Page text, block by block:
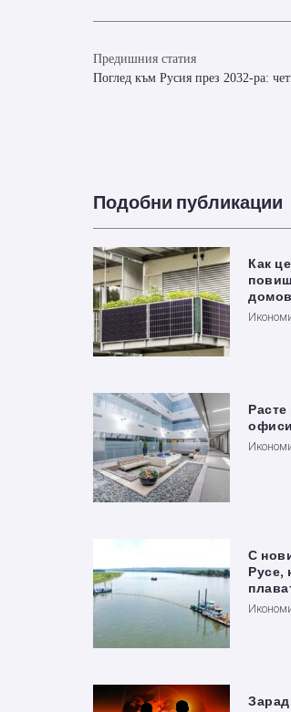
Предишния статия
Поглед към Русия през 2032-ра:
Подобни публикации
Как
С
Русе,